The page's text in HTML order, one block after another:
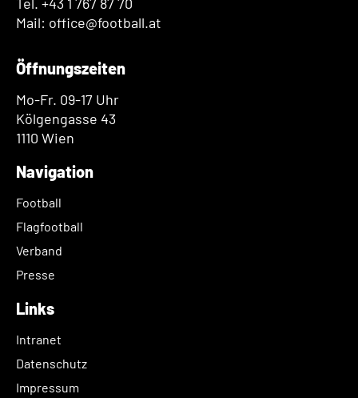
Mail: office@football.at
Öffnungszeiten
Mo-Fr. 09-17 Uhr
Kölgengasse 43
1110 Wien
Navigation
Football
Flagfootball
Verband
Presse
Links
Intranet
Datenschutz
Impressum